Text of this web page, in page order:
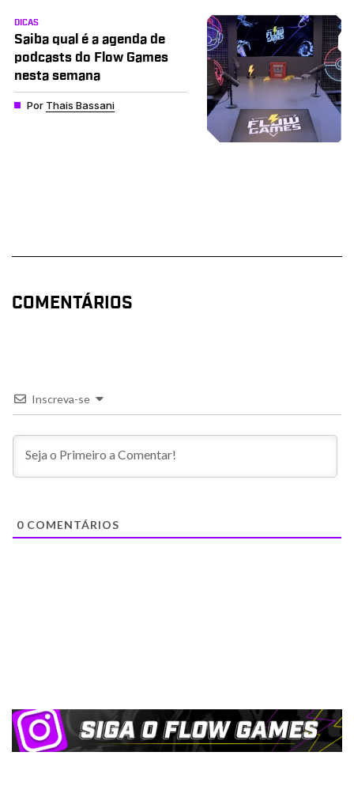
DICAS
Saiba qual é a agenda de
podcasts do Flow Games
nesta semana
Por Thais Bassani
COMENTÁRIOS
Inscreva-se
0 COMENTÁRIOS